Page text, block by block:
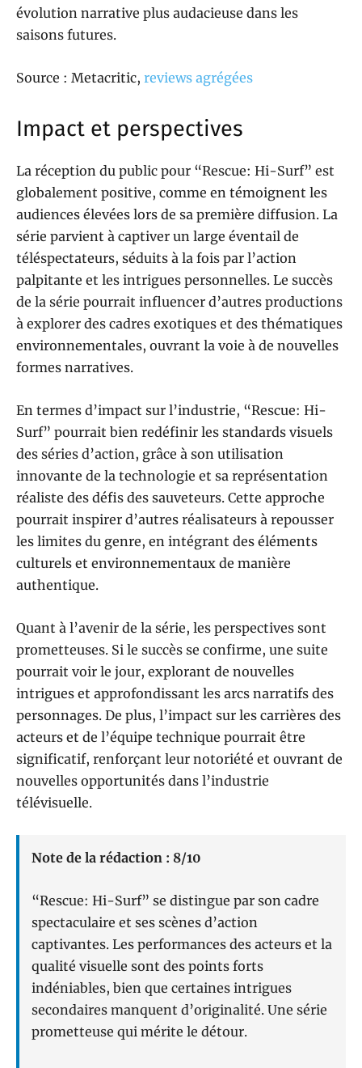
évolution narrative plus audacieuse dans les
saisons futures.
Source : Metacritic, reviews agrégées
Impact et perspectives
La réception du public pour “Rescue: Hi-Surf” est
globalement positive, comme en témoignent les
audiences élevées lors de sa première diffusion. La
série parvient à captiver un large éventail de
téléspectateurs, séduits à la fois par l’action
palpitante et les intrigues personnelles. Le succès
de la série pourrait influencer d’autres productions
à explorer des cadres exotiques et des thématiques
environnementales, ouvrant la voie à de nouvelles
formes narratives.
En termes d’impact sur l’industrie, “Rescue: Hi-
Surf” pourrait bien redéfinir les standards visuels
des séries d’action, grâce à son utilisation
innovante de la technologie et sa représentation
réaliste des défis des sauveteurs. Cette approche
pourrait inspirer d’autres réalisateurs à repousser
les limites du genre, en intégrant des éléments
culturels et environnementaux de manière
authentique.
Quant à l’avenir de la série, les perspectives sont
prometteuses. Si le succès se confirme, une suite
pourrait voir le jour, explorant de nouvelles
intrigues et approfondissant les arcs narratifs des
personnages. De plus, l’impact sur les carrières des
acteurs et de l’équipe technique pourrait être
significatif, renforçant leur notoriété et ouvrant de
nouvelles opportunités dans l’industrie
télévisuelle.
Note de la rédaction : 8/10
“Rescue: Hi-Surf” se distingue par son cadre
spectaculaire et ses scènes d’action
captivantes. Les performances des acteurs et la
qualité visuelle sont des points forts
indéniables, bien que certaines intrigues
secondaires manquent d’originalité. Une série
prometteuse qui mérite le détour.